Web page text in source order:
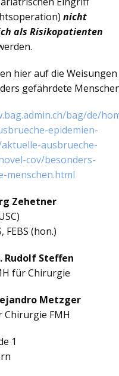
nicht
als Risikopatienten
hier auf die Weisungen
gefährdete
bag/de/
epidemien-
ausbrueche-
cov/besonders-
menschen.html
Zehetner
FEBS (hon.)
Rudolf Steffen
für Chirurgie
Metzger
Chirurgie FMH
1